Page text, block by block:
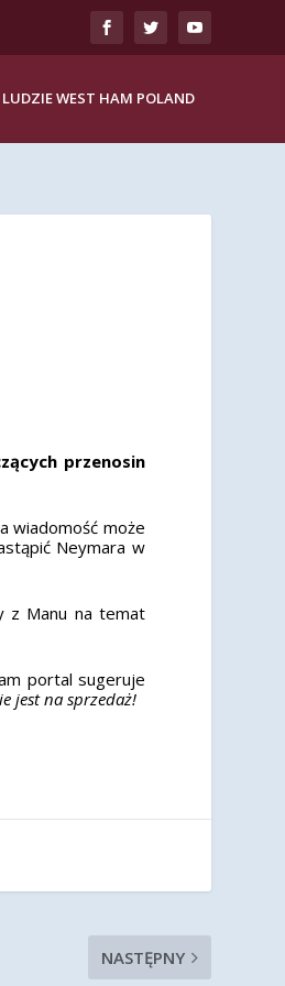
LUDZIE WEST HAM POLAND
przenosin
wiadomość może
Neymara w
z Manu na temat
portal sugeruje
jest na sprzedaż!
NASTĘPNY